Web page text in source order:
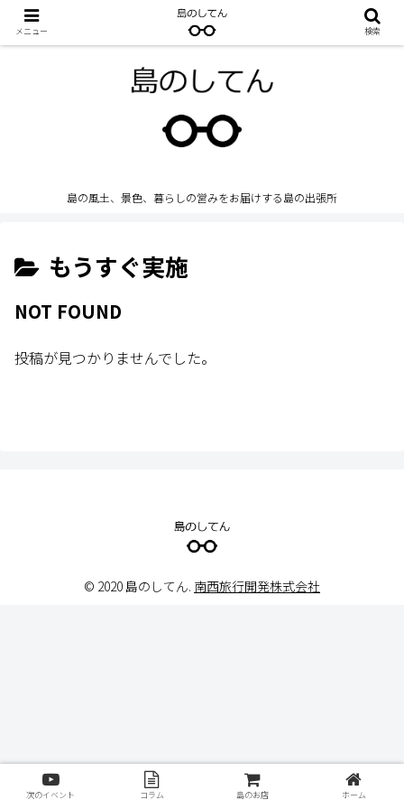
島の風土、景色、暮らしの営みをお届けする島の出張所
もうすぐ実施
NOT FOUND
投稿が見つかりませんでした。
© 2020 島のしてん. 南西旅行開発株式会社
メニュー 検索
次のイベント コラム 島のお店 ホーム